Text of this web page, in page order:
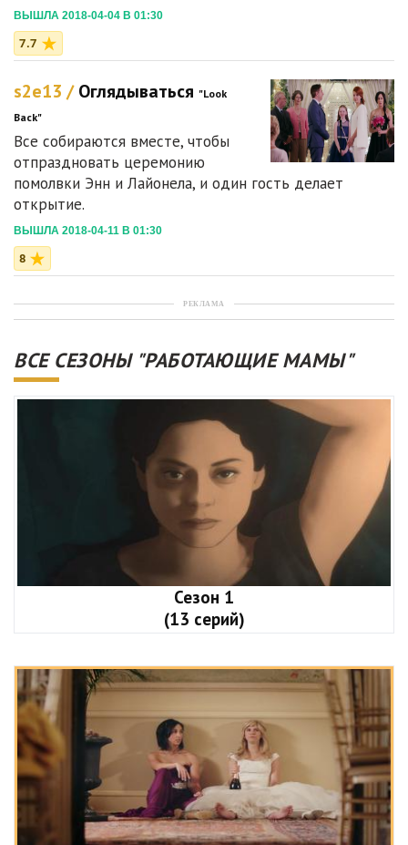
ВЫШЛА 2018-04-04 В 01:30
7.7
s2e13 /Оглядываться "Look
Back"
Все собираются вместе, чтобы
отпраздновать церемонию
помолвки Энн и Лайонела, и один гость делает
открытие.
ВЫШЛА 2018-04-11 В 01:30
8
РЕКЛАМА
ВСЕ СЕЗОНЫ "РАБОТАЮЩИЕ МАМЫ"
Сезон 1
(13 серий)